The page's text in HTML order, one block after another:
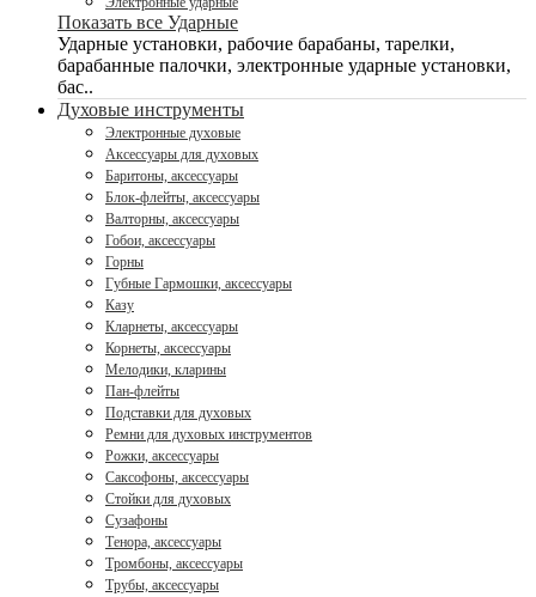
Показать все Ударные
Ударные установки, рабочие барабаны, тарелки,
барабанные палочки, электронные ударные установки,
бас..
Духовые инструменты
Электронные духовые
Аксессуары для духовых
Баритоны, аксессуары
Блок-флейты, аксессуары
Валторны, аксессуары
Гобои, аксессуары
Горны
Губные Гармошки, аксессуары
Казу
Кларнеты, аксессуары
Корнеты, аксессуары
Мелодики, кларины
Пан-флейты
Подставки для духовых
Ремни для духовых инструментов
Рожки, аксессуары
Саксофоны, аксессуары
Стойки для духовых
Сузафоны
Тенора, аксессуары
Тромбоны, аксессуары
Трубы, аксессуары